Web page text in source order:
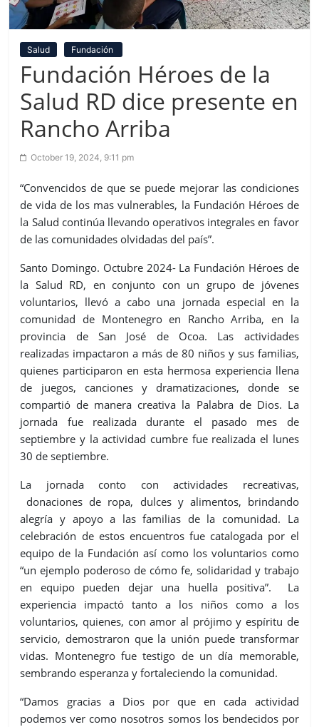
Salud Fundación
Fundación Héroes de la
Salud RD dice presente en
Rancho Arriba
October 19, 2024, 9:11 pm
“Convencidos de que se puede mejorar las condiciones
de vida de los mas vulnerables, la Fundación Héroes de
la Salud continúa llevando operativos integrales en favor
de las comunidades olvidadas del país”.
Santo Domingo. Octubre 2024- La Fundación Héroes de
la Salud RD, en conjunto con un grupo de jóvenes
voluntarios, llevó a cabo una jornada especial en la
comunidad de Montenegro en Rancho Arriba, en la
provincia de San José de Ocoa. Las actividades
realizadas impactaron a más de 80 niños y sus familias,
quienes participaron en esta hermosa experiencia llena
de juegos, canciones y dramatizaciones, donde se
compartió de manera creativa la Palabra de Dios. La
jornada fue realizada durante el pasado mes de
septiembre y la actividad cumbre fue realizada el lunes
30 de septiembre.
La jornada conto con actividades recreativas,
donaciones de ropa, dulces y alimentos, brindando
alegría y apoyo a las familias de la comunidad. La
celebración de estos encuentros fue catalogada por el
equipo de la Fundación así como los voluntarios como
“un ejemplo poderoso de cómo fe, solidaridad y trabajo
en equipo pueden dejar una huella positiva”. La
experiencia impactó tanto a los niños como a los
voluntarios, quienes, con amor al prójimo y espíritu de
servicio, demostraron que la unión puede transformar
vidas. Montenegro fue testigo de un día memorable,
sembrando esperanza y fortaleciendo la comunidad.
“Damos gracias a Dios por que en cada actividad
podemos ver como nosotros somos los bendecidos por